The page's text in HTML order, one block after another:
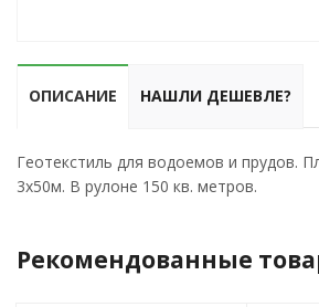
ОПИСАНИЕ НАШЛИ ДЕШЕВЛЕ?
Геотекстиль для водоемов и прудов.
3x50м. В рулоне 150 кв. метров.
Рекомендованные